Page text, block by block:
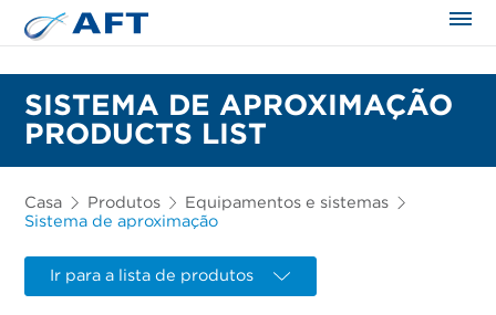
SISTEMA DE APROXIMAÇÃO
PRODUCTS LIST
Casa Produtos
Equipamentos e sistemas
Sistema de aproximação
Ir para a lista de produtos